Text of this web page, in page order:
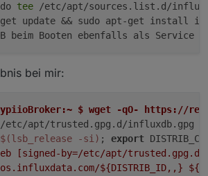
tee /etc/apt/sources.list.d/
update && sudo apt-get install
beim Booten ebenfalls als
bei mir:
$ wget -qO- https://
/etc/apt/trusted.gpg.d/influxdb.gpg
$(lsb_release -si) ; export
[signed-by=/etc/apt/
${DISTRIB_ID,,}